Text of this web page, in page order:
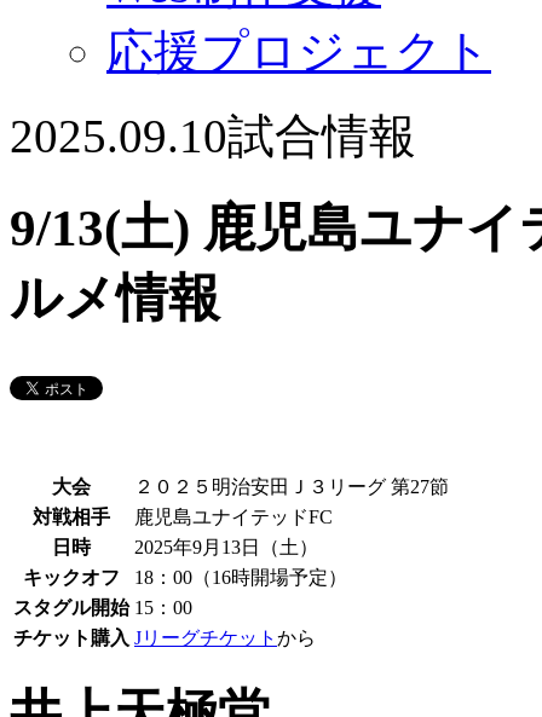
応援プロジェクト
2025.09.10試合情報
9/13(土) 鹿児島ユナ
ルメ情報
大会
２０２５明治安田Ｊ３リーグ 第27節
対戦相手
鹿児島ユナイテッドFC
日時
2025年9月13日（土）
キックオフ
18：00（16時開場予定）
スタグル開始 15：00
チケット購入 Jリーグチケット から